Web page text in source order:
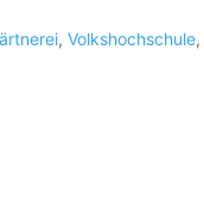
, Volkshochschule,